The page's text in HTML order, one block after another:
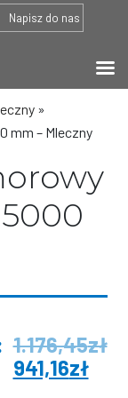
Napisz do nas
»
mm – Mleczny
1.176,45zł
941,16zł